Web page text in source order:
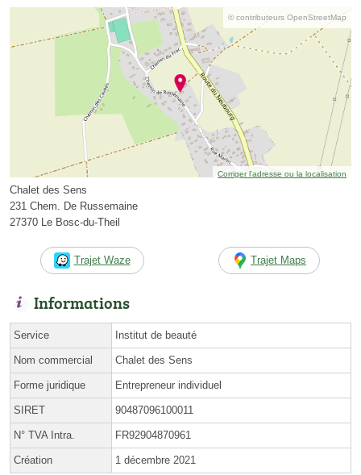
© contributeurs OpenStreetMap
Corriger l’adresse ou la localisation
Chalet des Sens
231 Chem. De Russemaine
27370 Le Bosc-du-Theil
Trajet Waze Trajet Maps
Informations
Service Institut de beauté
Nom commercial Chalet des Sens
Forme juridique Entrepreneur individuel
SIRET 90487096100011
N° TVA Intra. FR92904870961
Création 1 décembre 2021